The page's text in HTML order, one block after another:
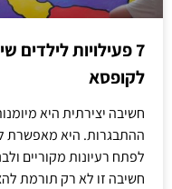
7 פעילויות
לקופסא
חשיבה יצירתית היא
ההתבגרות. היא מאפשרת
לפתח רעיונות מקוריים
חשיבה זו לא רק תורמת